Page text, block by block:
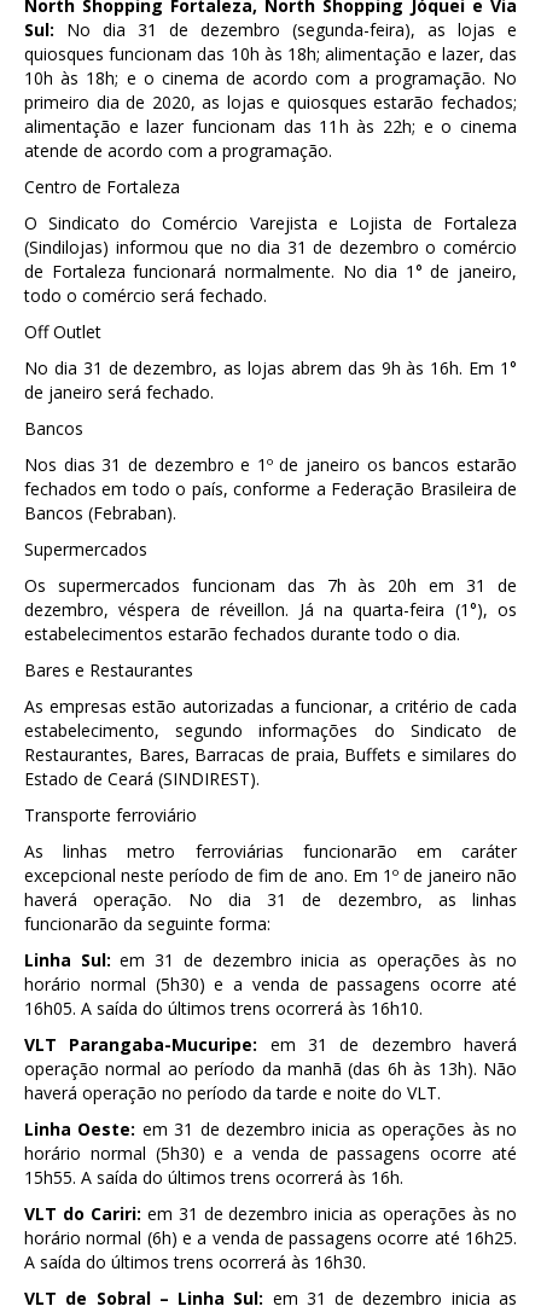
North Shopping Fortaleza, North Shopping Jóquei e Via
Sul: No dia 31 de dezembro (segunda-feira), as lojas e
quiosques funcionam das 10h às 18h; alimentação e lazer, das
10h às 18h; e o cinema de acordo com a programação. No
primeiro dia de 2020, as lojas e quiosques estarão fechados;
alimentação e lazer funcionam das 11h às 22h; e o cinema
atende de acordo com a programação.
Centro de Fortaleza
O Sindicato do Comércio Varejista e Lojista de Fortaleza
(Sindilojas) informou que no dia 31 de dezembro o comércio
de Fortaleza funcionará normalmente. No dia 1° de janeiro,
todo o comércio será fechado.
Off Outlet
No dia 31 de dezembro, as lojas abrem das 9h às 16h. Em 1°
de janeiro será fechado.
Bancos
Nos dias 31 de dezembro e 1º de janeiro os bancos estarão
fechados em todo o país, conforme a Federação Brasileira de
Bancos (Febraban).
Supermercados
Os supermercados funcionam das 7h às 20h em 31 de
dezembro, véspera de réveillon. Já na quarta-feira (1°), os
estabelecimentos estarão fechados durante todo o dia.
Bares e Restaurantes
As empresas estão autorizadas a funcionar, a critério de cada
estabelecimento, segundo informações do Sindicato de
Restaurantes, Bares, Barracas de praia, Buffets e similares do
Estado de Ceará (SINDIREST).
Transporte ferroviário
As linhas metro ferroviárias funcionarão em caráter
excepcional neste período de fim de ano. Em 1º de janeiro não
haverá operação. No dia 31 de dezembro, as linhas
funcionarão da seguinte forma:
Linha Sul: em 31 de dezembro inicia as operações às no
horário normal (5h30) e a venda de passagens ocorre até
16h05. A saída do últimos trens ocorrerá às 16h10.
VLT Parangaba-Mucuripe: em 31 de dezembro haverá
operação normal ao período da manhã (das 6h às 13h). Não
haverá operação no período da tarde e noite do VLT.
Linha Oeste: em 31 de dezembro inicia as operações às no
horário normal (5h30) e a venda de passagens ocorre até
15h55. A saída do últimos trens ocorrerá às 16h.
VLT do Cariri: em 31 de dezembro inicia as operações às no
horário normal (6h) e a venda de passagens ocorre até 16h25.
A saída do últimos trens ocorrerá às 16h30.
VLT de Sobral – Linha Sul: em 31 de dezembro inicia as